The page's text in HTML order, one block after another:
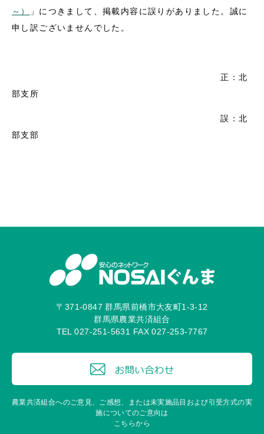
～）
」につきまして、掲載内容に誤りがありました。誠に
申し訳ございませんでした。
正：北
部支所
誤：北
部支部
〒371-0847 群馬県前橋市大友町1-3-12
群馬県農業共済組合
TEL 027-251-5631 FAX 027-253-7767
農業共済組合へのご意見、ご感想、または未実施品目および引受方式の実
施についてのご意向は
こちらから